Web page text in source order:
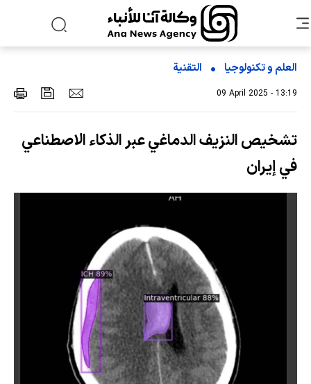
العلم و تکنولوجیا التقنیة
09 April 2025 - 13:19
تشخيص النزيف الدماغي عبر الذكاء الاصطناعي
في إيران